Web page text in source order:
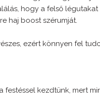
hogy a felső
haj boost szérumját.
ezért könnyen fel
festéssel kezdtünk, mert